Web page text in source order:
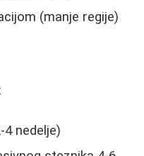
(manje regije)
nedelje)